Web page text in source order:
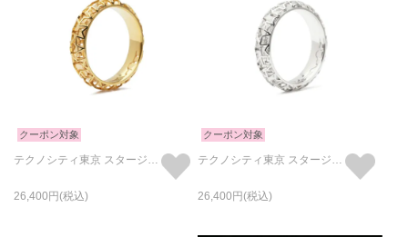
クーポン対象
テクノシティ東京 スタージュエリーリング/指輪 ゴールド /単品
26,400
クーポン対象
テクノシティ東京 スタージュエリーリング/指輪 ロジウム /単品
26,400